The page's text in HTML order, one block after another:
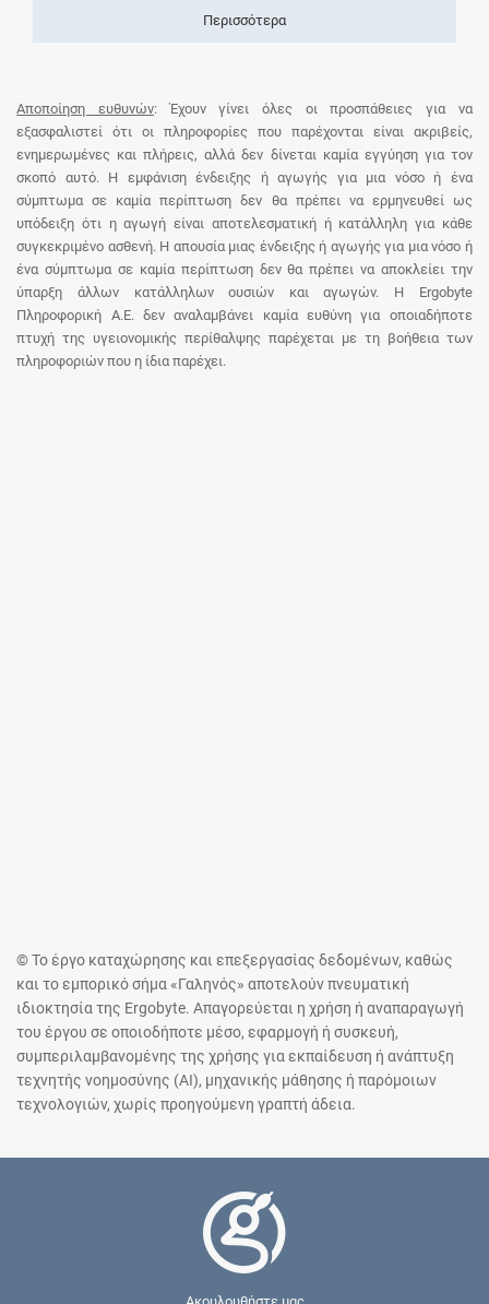
Περισσότερα
Αποποίηση ευθυνών: Έχουν γίνει όλες οι προσπάθειες για να
εξασφαλιστεί ότι οι πληροφορίες που παρέχονται είναι ακριβείς,
ενημερωμένες και πλήρεις, αλλά δεν δίνεται καμία εγγύηση για τον
σκοπό αυτό. Η εμφάνιση ένδειξης ή αγωγής για μια νόσο ή ένα
σύμπτωμα σε καμία περίπτωση δεν θα πρέπει να ερμηνευθεί ως
υπόδειξη ότι η αγωγή είναι αποτελεσματική ή κατάλληλη για κάθε
συγκεκριμένο ασθενή. Η απουσία μιας ένδειξης ή αγωγής για μια νόσο ή
ένα σύμπτωμα σε καμία περίπτωση δεν θα πρέπει να αποκλείει την
ύπαρξη άλλων κατάλληλων ουσιών και αγωγών. Η Ergobyte
Πληροφορική Α.Ε. δεν αναλαμβάνει καμία ευθύνη για οποιαδήποτε
πτυχή της υγειονομικής περίθαλψης παρέχεται με τη βοήθεια των
πληροφοριών που η ίδια παρέχει.
© Το έργο καταχώρησης και επεξεργασίας δεδομένων, καθώς
και το εμπορικό σήμα «Γαληνός» αποτελούν πνευματική
ιδιοκτησία της Ergobyte. Απαγορεύεται η χρήση ή αναπαραγωγή
του έργου σε οποιοδήποτε μέσο, εφαρμογή ή συσκευή,
συμπεριλαμβανομένης της χρήσης για εκπαίδευση ή ανάπτυξη
τεχνητής νοημοσύνης (AI), μηχανικής μάθησης ή παρόμοιων
τεχνολογιών, χωρίς προηγούμενη γραπτή άδεια.